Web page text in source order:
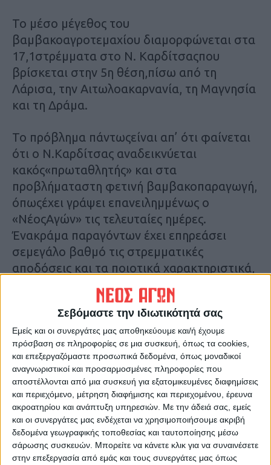
Σεβόμαστε την ιδιωτικότητά σας
Εμείς και οι συνεργάτες μας αποθηκεύουμε και/ή έχουμε
πρόσβαση σε πληροφορίες σε μια συσκευή, όπως τα cookies,
και επεξεργαζόμαστε προσωπικά δεδομένα, όπως μοναδικοί
αναγνωριστικοί και προσαρμοσμένες πληροφορίες που
αποστέλλονται από μια συσκευή για εξατομικευμένες διαφημίσεις
και περιεχόμενο, μέτρηση διαφήμισης και περιεχομένου, έρευνα
ακροατηρίου και ανάπτυξη υπηρεσιών. Με την άδειά σας, εμείς
και οι συνεργάτες μας ενδέχεται να χρησιμοποιήσουμε ακριβή
δεδομένα γεωγραφικής τοποθεσίας και ταυτοποίησης μέσω
σάρωσης συσκευών. Μπορείτε να κάνετε κλικ για να συναινέσετε
στην επεξεργασία από εμάς και τους συνεργάτες μας όπως
Το μέσο μέγεθος του
βαμβακοαγροτεμαχίου διαμορφώνεται στα
17,1στρέμματα στο Ν. Καρδίτσαςπου
βρίσκεται στην 5η θέση,πίσω από τη
Λάρισα, την Αιτωλοακαρνανία, τη Μαγνησία
και τη Δράμα.
Το πρόβλημα πάντωςείναι απ’ ότι φαίνεται
ότι ο Ν.Καρδίτσας αναδεικνύεται
κακός«πρωταθλητής» και στα
προβλήματαστη φετινή βαμβακοπαραγωγή,
όπωςέχει γράψει επανειλημμένως ο
«ΝέοςΑγών» τις τελευταίες ημέρες.
Ένακράμα παραγόντων έχει επηρεάσει
σεμεγάλο βαθμό τις στρεμματικές
αποδόσεις και τα ποιοτικά χαρακτηριστικά,
κλείνει με ζημιά (μικρή ήμεγάλη), ζητώντας
στήριξη για τηναπώλεια του εισοδήματος
που έχουνανάγκη.
Κ.Π
Τελευταίες Ειδήσεις Σήμερα
Ακολούθησε την εφημερίδα ΝΕΟΣ
ΑΓΩΝ στο Google News!